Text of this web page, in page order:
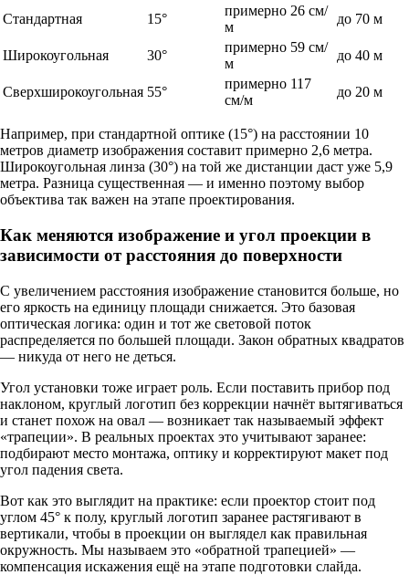
Стандартная 15°
примерно 26 см/
м
до 70 м
Широкоугольная 30°
примерно 59 см/
м
до 40 м
Сверхширокоугольная 55°
примерно 117
см/м
до 20 м
Например, при стандартной оптике (15°) на расстоянии 10
метров диаметр изображения составит примерно 2,6 метра.
Широкоугольная линза (30°) на той же дистанции даст уже 5,9
метра. Разница существенная — и именно поэтому выбор
объектива так важен на этапе проектирования.
Как меняются изображение и угол проекции в
зависимости от расстояния до поверхности
С увеличением расстояния изображение становится больше, но
его яркость на единицу площади снижается. Это базовая
оптическая логика: один и тот же световой поток
распределяется по большей площади. Закон обратных квадратов
— никуда от него не деться.
Угол установки тоже играет роль. Если поставить прибор под
наклоном, круглый логотип без коррекции начнёт вытягиваться
и станет похож на овал — возникает так называемый эффект
«трапеции». В реальных проектах это учитывают заранее:
подбирают место монтажа, оптику и корректируют макет под
угол падения света.
Вот как это выглядит на практике: если проектор стоит под
углом 45° к полу, круглый логотип заранее растягивают в
вертикали, чтобы в проекции он выглядел как правильная
окружность. Мы называем это «обратной трапецией» —
компенсация искажения ещё на этапе подготовки слайда.